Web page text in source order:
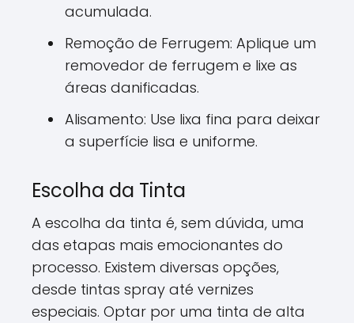
acumulada.
Remoção de Ferrugem: Aplique um
removedor de ferrugem e lixe as
áreas danificadas.
Alisamento: Use lixa fina para deixar
a superfície lisa e uniforme.
Escolha da Tinta
A escolha da tinta é, sem dúvida, uma
das etapas mais emocionantes do
processo. Existem diversas opções,
desde tintas spray até vernizes
especiais. Optar por uma tinta de alta